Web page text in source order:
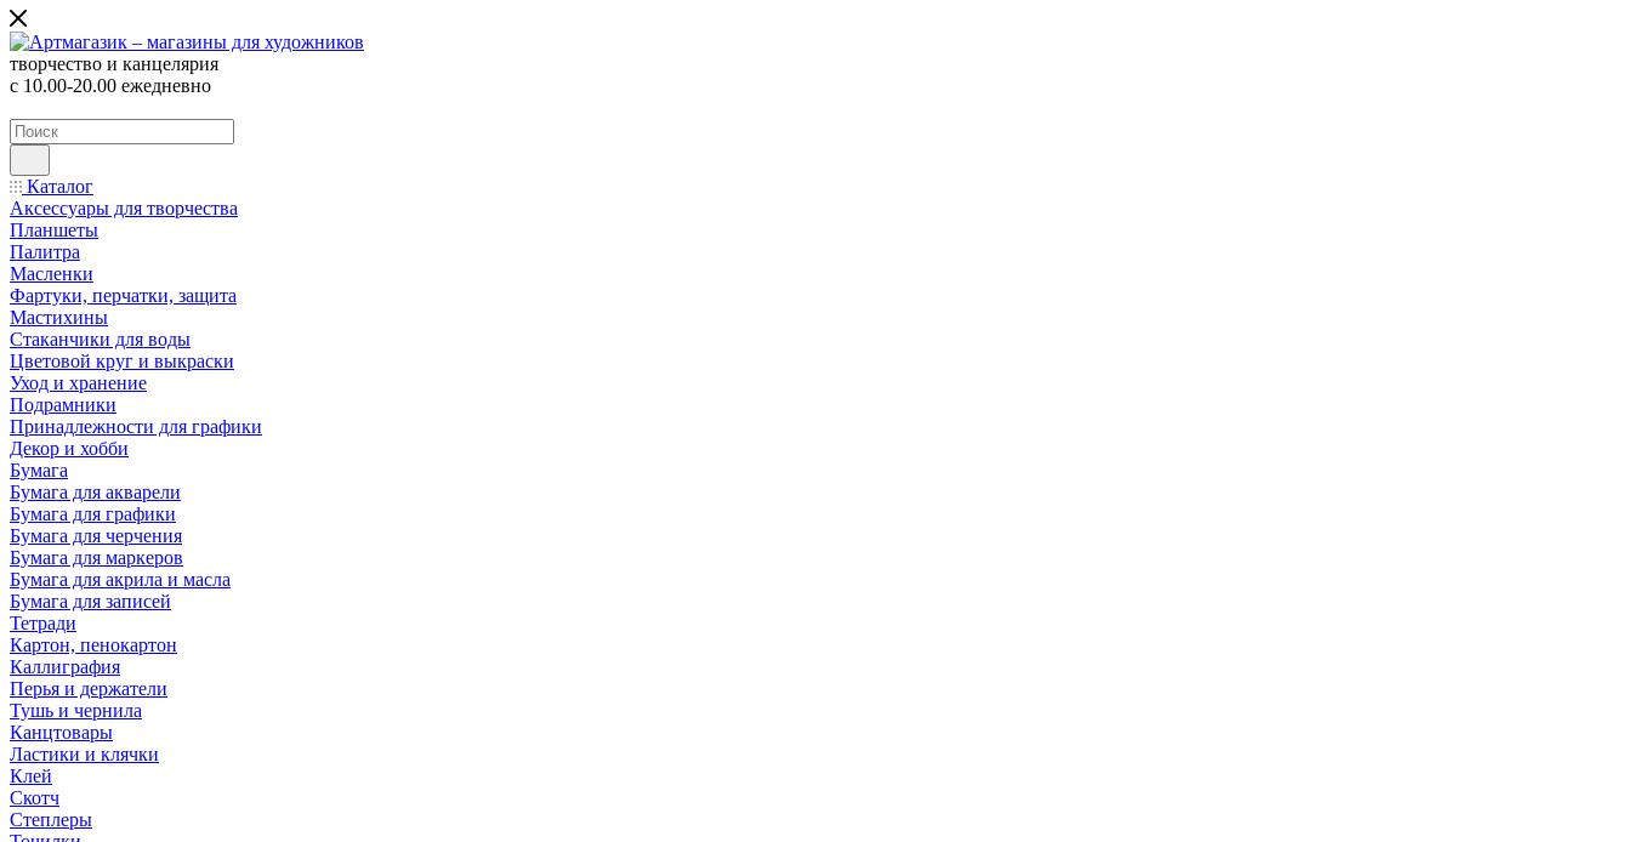
творчество и канцелярия
с 10.00-20.00 ежедневно
Каталог
Аксессуары для творчества
Планшеты
Палитра
Масленки
Фартуки, перчатки, защита
Мастихины
Стаканчики для воды
Цветовой круг и выкраски
Уход и хранение
Подрамники
Принадлежности для графики
Декор и хобби
Бумага
Бумага для акварели
Бумага для графики
Бумага для черчения
Бумага для маркеров
Бумага для акрила и масла
Бумага для записей
Тетради
Картон, пенокартон
Каллиграфия
Перья и держатели
Тушь и чернила
Канцтовары
Ластики и клячки
Клей
Скотч
Степлеры